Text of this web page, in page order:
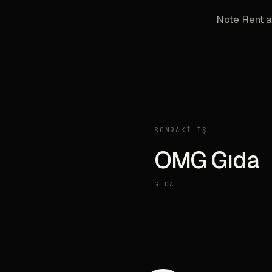
Note Rent
SONRAKİ İŞ
OMG Gıda
GIDA